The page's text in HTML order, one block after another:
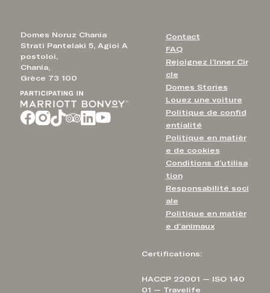
Domes Noruz Chania
Strati Pantelaki 5, Agioi A
postoloi,
Chania,
Grèce 73 100
Contact
FAQ
Rejoignez l’Inner Cir
cle
Domes Stories
Louez une voiture
Politique de confid
entialité
Politique en matièr
e de cookies
Conditions d’utilisa
tion
Responsabilité soci
ale
Politique en matièr
e d’animaux
Certifications:
HACCP 22001 — ISO 140
01 — Travelife